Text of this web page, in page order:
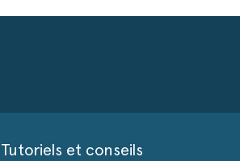
Tutoriels et conseils